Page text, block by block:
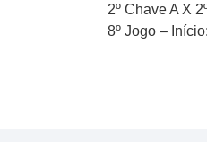
2º Chave A X
8º Jogo –